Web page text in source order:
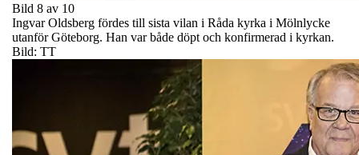
Bild 8 av 10
Ingvar Oldsberg fördes till sista vilan i Råda kyrka i Mölnlycke
utanför Göteborg. Han var både döpt och konfirmerad i kyrkan.
Bild: TT